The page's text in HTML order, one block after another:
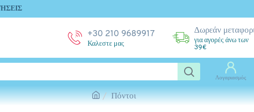
+30 210 9689917
Καλεστε μας
Δωρεάν
για αγορές άνω των
39€
Λογαριασμός
Πόντοι